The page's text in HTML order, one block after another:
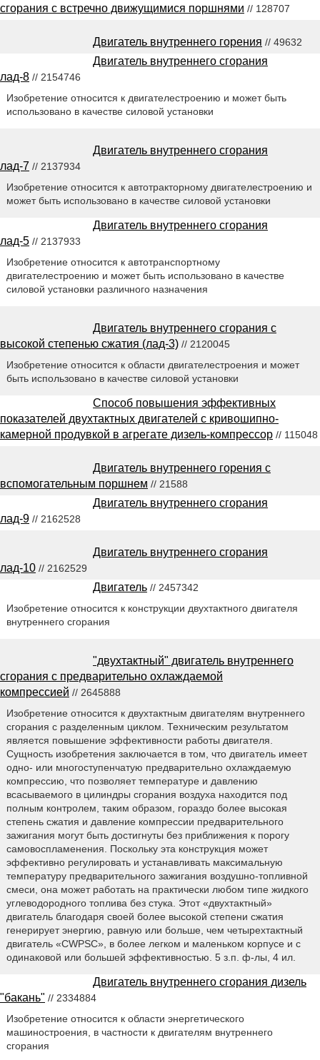
сгорания с встречно движущимися поршнями // 128707
Двигатель внутреннего горения // 49632
Двигатель внутреннего сгорания
лад-8 // 2154746
Изобретение относится к двигателестроению и может быть
использовано в качестве силовой установки
Двигатель внутреннего сгорания
лад-7 // 2137934
Изобретение относится к автотракторному двигателестроению и
может быть использовано в качестве силовой установки
Двигатель внутреннего сгорания
лад-5 // 2137933
Изобретение относится к автотранспортному
двигателестроению и может быть использовано в качестве
силовой установки различного назначения
Двигатель внутреннего сгорания с
высокой степенью сжатия (лад-3) // 2120045
Изобретение относится к области двигателестроения и может
быть использовано в качестве силовой установки
Способ повышения эффективных
показателей двухтактных двигателей с кривошипно-
камерной продувкой в агрегате дизель-компрессор // 115048
Двигатель внутреннего горения с
вспомогательным поршнем // 21588
Двигатель внутреннего сгорания
лад-9 // 2162528
Двигатель внутреннего сгорания
лад-10 // 2162529
Двигатель // 2457342
Изобретение относится к конструкции двухтактного двигателя
внутреннего сгорания
"двухтактный" двигатель внутреннего
сгорания с предварительно охлаждаемой
компрессией // 2645888
Изобретение относится к двухтактным двигателям внутреннего
сгорания с разделенным циклом. Техническим результатом
является повышение эффективности работы двигателя.
Сущность изобретения заключается в том, что двигатель имеет
одно- или многоступенчатую предварительно охлаждаемую
компрессию, что позволяет температуре и давлению
всасываемого в цилиндры сгорания воздуха находится под
полным контролем, таким образом, гораздо более высокая
степень сжатия и давление компрессии предварительного
зажигания могут быть достигнуты без приближения к порогу
самовоспламенения. Поскольку эта конструкция может
эффективно регулировать и устанавливать максимальную
температуру предварительного зажигания воздушно-топливной
смеси, она может работать на практически любом типе жидкого
углеводородного топлива без стука. Этот «двухтактный»
двигатель благодаря своей более высокой степени сжатия
генерирует энергию, равную или больше, чем четырехтактный
двигатель «CWPSC», в более легком и маленьком корпусе и с
одинаковой или большей эффективностью. 5 з.п. ф-лы, 4 ил.
Двигатель внутреннего сгорания дизель
"бакань" // 2334884
Изобретение относится к области энергетического
машиностроения, в частности к двигателям внутреннего
сгорания